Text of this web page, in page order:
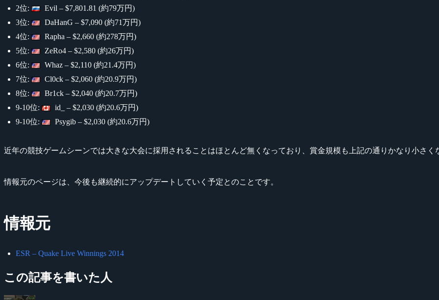
2位:
Evil – $7,801.81 (約79万円)
3位:
DaHanG – $7,090 (約71万円)
4位:
Rapha – $2,660 (約278万円)
5位:
ZeRo4 – $2,580 (約26万円)
6位:
Whaz – $2,110 (約21.4万円)
7位:
Cl0ck – $2,060 (約20.9万円)
8位:
Br1ck – $2,040 (約20.7万円)
9-10位:
id_ – $2,030 (約20.6万円)
9-10位:
Psygib – $2,030 (約20.6万円)
近年の競技ゲームシーンでは大きな大会に採用されることはほとんど無くなっており、賞金規模も上記の通りかなり小さく
情報元のページは、今後も継続的にアップデートしていく予定とのことです。
情報元
ESR – Quake Live Winnings 2014
この記事を書いた人